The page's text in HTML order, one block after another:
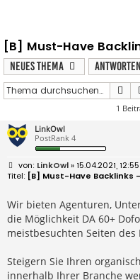
[B] Must-Have
Neues Thema
Antworten
1
LinkOwl
PostRank 4
B
e
i
r
a
g
LinkOwl» 15.04.2021, 12:55
[B] Must-Have Backlinks
Wir bieten Agenturen,
die Möglichkeit DA 60+
meistbesuchten Seiten
Steigern Sie Ihren
innerhalb Ihrer Branche